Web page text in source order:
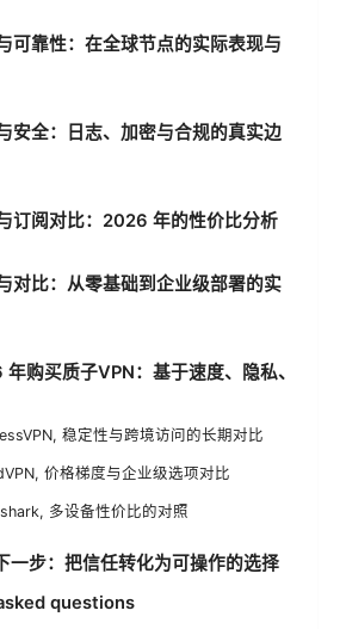
可靠性：在全球节点的实际表现与
安全：日志、加密与合规的真实边
订阅对比：2026 年的性价比分析
对比：从零基础到企业级部署的实
购买质子VPN：基于速度、隐私、
稳定性与跨境访问的长期对比
价格梯度与企业级选项对比
多设备性价比的对照
一步：把信任转化为可操作的选择
questions